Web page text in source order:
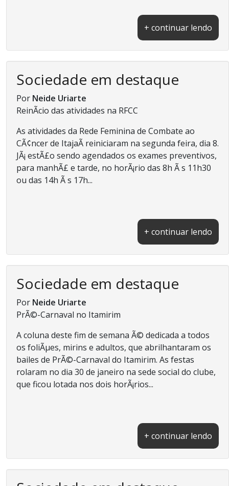
+ continuar lendo
Sociedade em destaque
Por Neide Uriarte
ReinÃ­cio das atividades na RFCC
As atividades da Rede Feminina de Combate ao
CÃ¢ncer de ItajaÃ­ reiniciaram na segunda feira, dia 8.
JÃ¡ estÃ£o sendo agendados os exames preventivos,
para manhÃ£ e tarde, no horÃ¡rio das 8h Ã s 11h30
ou das 14h Ã s 17h...
+ continuar lendo
Sociedade em destaque
Por Neide Uriarte
PrÃ©-Carnaval no Itamirim
A coluna deste fim de semana Ã© dedicada a todos
os foliÃµes, mirins e adultos, que abrilhantaram os
bailes de PrÃ©-Carnaval do Itamirim. As festas
rolaram no dia 30 de janeiro na sede social do clube,
que ficou lotada nos dois horÃ¡rios...
+ continuar lendo